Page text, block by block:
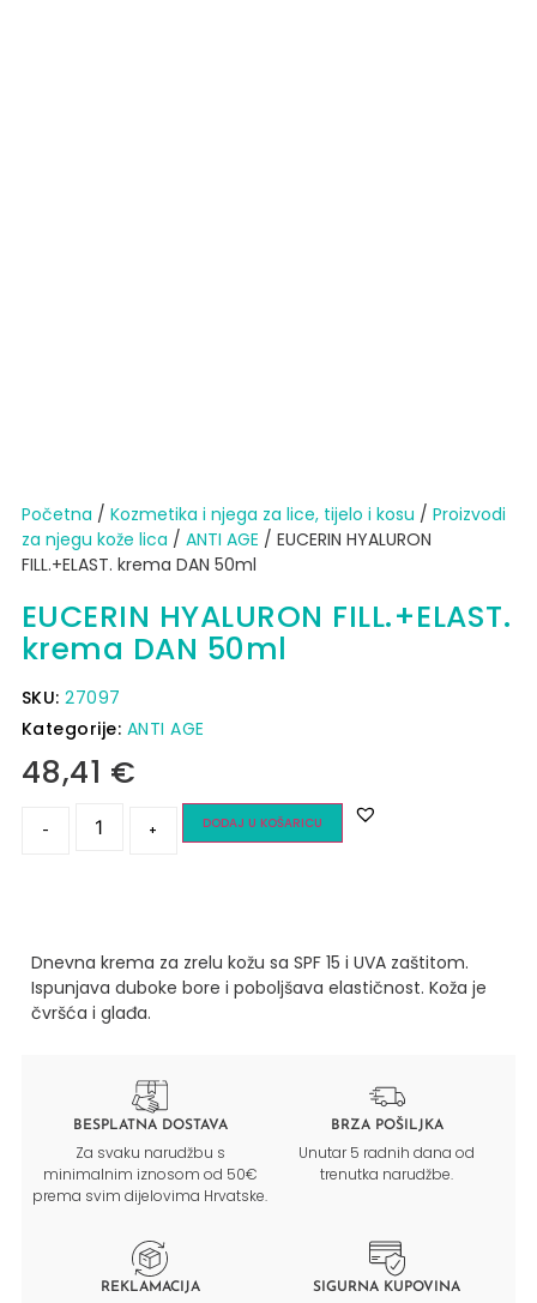
Početna / Kozmetika i njega za lice, tijelo i kosu / Proizvodi
za njegu kože lica / ANTI AGE / EUCERIN HYALURON
FILL.+ELAST. krema DAN 50ml
EUCERIN HYALURON FILL.+ELAST.
krema DAN 50ml
SKU:27097
Kategorije: ANTI AGE
48,41 €
- + DODAJ U KOŠARICU
Dnevna krema za zrelu kožu sa SPF 15 i UVA zaštitom.
Ispunjava duboke bore i poboljšava elastičnost. Koža je
čvršća i glađa.
BESPLATNA DOSTAVA
Za svaku narudžbu s
minimalnim iznosom od 50€
prema svim dijelovima Hrvatske.
BRZA POŠILJKA
Unutar 5 radnih dana od
trenutka narudžbe.
REKLAMACIJA SIGURNA KUPOVINA